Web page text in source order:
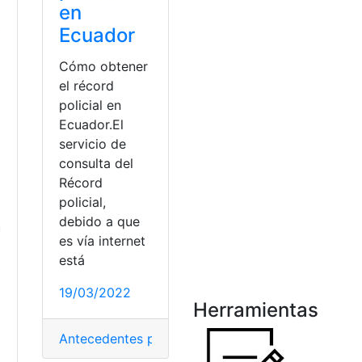
en
Ecuador
Cómo obtener
el récord
policial en
Ecuador.El
servicio de
consulta del
Récord
policial,
debido a que
es vía internet
está
19/03/2022
Antecedentes penales
Herramientas